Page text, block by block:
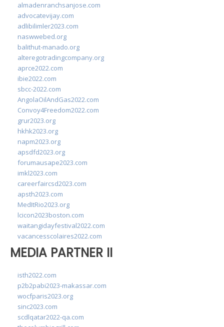
almadenranchsanjose.com
advocatevijay.com
adlibilimler2023.com
naswwebed.org
balithut-manado.org
alteregotradingcompany.org
aprce2022.com
ibie2022.com
sbcc-2022.com
AngolaOilAndGas2022.com
Convoy4Freedom2022.com
grur2023.org
hkhk2023.org
napm2023.org
apsdfd2023.org
forumausape2023.com
imkl2023.com
careerfaircsd2023.com
apsth2023.com
MedItRio2023.org
lcicon2023boston.com
waitangidayfestival2022.com
vacancesscolaires2022.com
MEDIA PARTNER II
isth2022.com
p2b2pabi2023-makassar.com
wocfparis2023.org
sinc2023.com
scdlqatar2022-qa.com